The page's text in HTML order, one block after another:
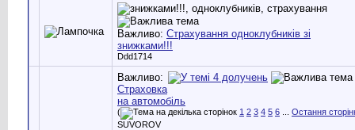
Важливо: Страхування одноклубників зі
знижками!!!
Ddd1714
Важливо:
Страховка
на автомобіль
( 1 2 3 4 5 6
Остання
SUVOROV